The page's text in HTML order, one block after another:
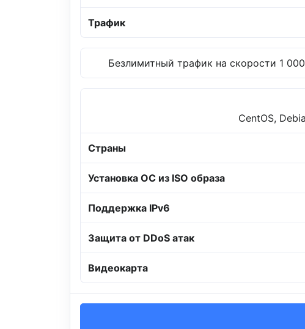
Трафик
Безлимитный трафик на скорости 1
CentOS,
Страны
Установка ОС из ISO образа
Поддержка IPv6
Защита от DDoS атак
Видеокарта